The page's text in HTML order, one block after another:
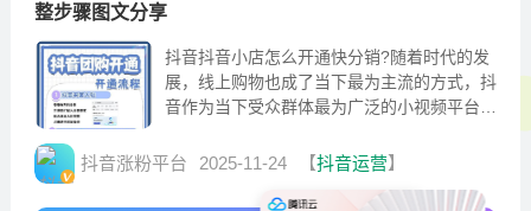
整步骤图文分享
抖音抖音小店怎么开通快分销?随着时代的发
展，线上购物也成了当下最为主流的方式，抖
音作为当下受众群体最为广泛的小视频平台，
抖音涨粉平台 2025-11-24 【抖音运营】